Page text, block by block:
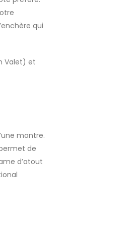
qui
Valet) et
montre.
de
d’atout